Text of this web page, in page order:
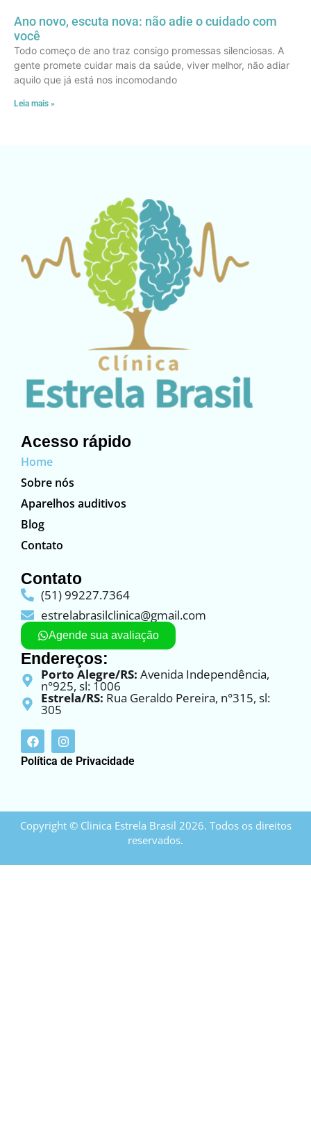
Ano novo, escuta nova: não adie o cuidado com
você
Todo começo de ano traz consigo promessas silenciosas. A
gente promete cuidar mais da saúde, viver melhor, não adiar
aquilo que já está nos incomodando
Leia mais »
Acesso rápido
Home
Sobre nós
Aparelhos auditivos
Blog
Contato
Contato
(51) 99227.7364
estrelabrasilclinica@gmail.com
Agende sua avaliação
Endereços:
Porto Alegre/RS: Avenida Independência,
n°925, sl: 1006
Estrela/RS: Rua Geraldo Pereira, n°315, sl:
305
Política de Privacidade
Copyright © Clinica Estrela Brasil 2026. Todos os direitos
reservados.